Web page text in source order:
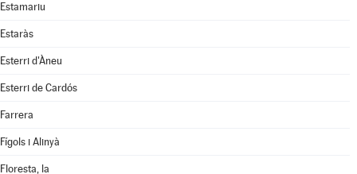
Estamariu
Estaràs
Esterri d'Àneu
Esterri de Cardós
Farrera
Fígols i Alinyà
Floresta, la